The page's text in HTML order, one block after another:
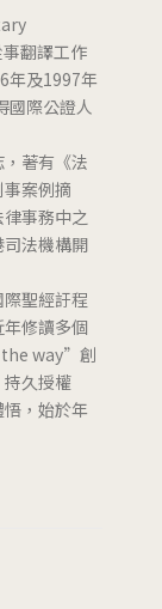
翻譯工作
年及1997年
國際公證人
著有《法
案例摘
事務中之
法機構開
聖經訏程
修讀多個
the way”創
久授權
，始於年